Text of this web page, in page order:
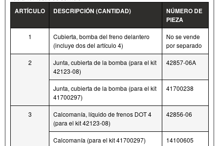
ARTÍCULO DESCRIPCIÓN (CANTIDAD)
NÚMERO DE
PIEZA
1
Cubierta, bomba del freno delantero
(incluye dos del artículo 4)
No se vende
por separado
2
Junta, cubierta de la bomba (para el kit
42123-08)
42857-06A
Junta, cubierta de la bomba (para el kit
41700297)
41700238
3
Calcomanía, líquido de frenos DOT 4
(para el kit 42123-08)
42856-06
Calcomanía (para el kit 41700297) 14100605